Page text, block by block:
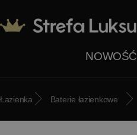
NOWOŚĆ
Łazienka Baterie łazienkowe